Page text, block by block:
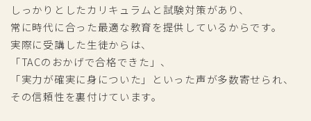
しっかりとしたカリキュラムと試験対策があり、
常に時代に合った最適な教育を提供しているからです。
実際に受講した生徒からは、
「TACのおかげで合格できた」、
「実力が確実に身についた」といった声が多数寄せられ、
その信頼性を裏付けています。